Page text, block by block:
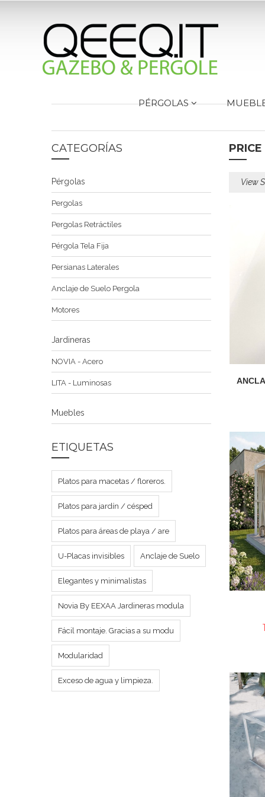
PÉRGOLAS
CATEGORÍAS
Pérgolas
Pergolas
Pergolas Retráctiles
Pérgola Tela Fija
Persianas Laterales
Anclaje de Suelo Pergola
Motores
Jardineras
NOVIA - Acero
LITA - Luminosas
Muebles
ETIQUETAS
Platos para macetas / floreros.
Platos para jardín / césped
Platos para áreas de playa / are
U-Placas invisibles Anclaje de Suelo
Elegantes y minimalistas
Novia By EEXAA Jardineras modula
Fácil montaje. Gracias a su modu
Modularidad
Exceso de agua y limpieza.
View